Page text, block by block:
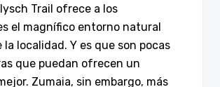
Trail ofrece a los
el magnífico entorno natural
la localidad. Y es que son pocas
que puedan ofrecen un
Zumaia, sin embargo, más